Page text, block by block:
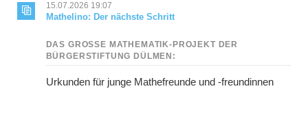
unterstützt
die
in
Hausdülmen
15.07.2026 19:07
Mathelino: Der nächste Schritt
DAS GROSSE MATHEMATIK-PROJEKT DER B
ÜRGERSTIFTUNG DÜLMEN:
Urkunden für junge Mathefreunde und -freundinnen